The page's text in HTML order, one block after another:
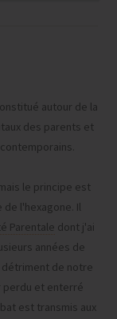
autour de la
des parents et
le principe est
l'hexagone. Il
Parentale dont j'ai
années de
de notre
perdu et enterré
est transmis aux